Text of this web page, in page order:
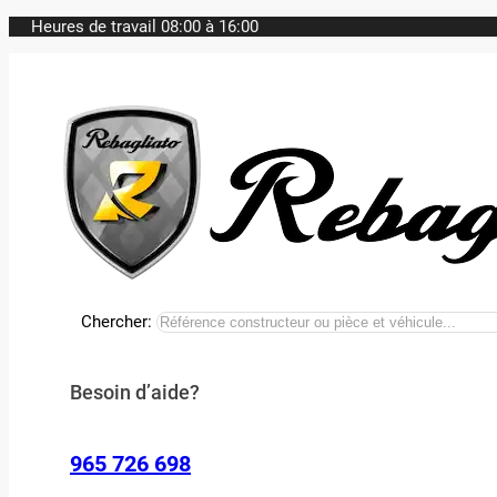
Heures de travail 08:00 à 16:00
Chercher:
Besoin d’aide?
965 726 698